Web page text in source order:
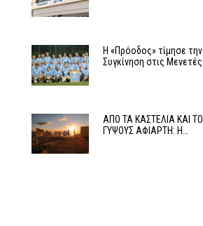
Η «Πρόοδος» τίμησε
Συγκίνηση στις
ΑΠΟ ΤΑ ΚΑΣΤΕΛΙΑ ΚΑΙ
ΓΥΨΟΥΣ ΑΦΙΑΡΤΗ: Η…